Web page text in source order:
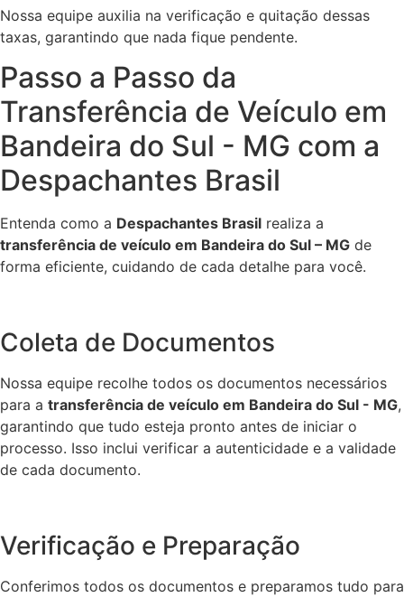
Nossa equipe auxilia na verificação e quitação dessas
taxas, garantindo que nada fique pendente.
Passo a Passo da
Transferência de Veículo em
Bandeira do Sul - MG com a
Despachantes Brasil
Entenda como a Despachantes Brasil realiza a
transferência de veículo em Bandeira do Sul – MG de
forma eficiente, cuidando de cada detalhe para você.
Coleta de Documentos
Nossa equipe recolhe todos os documentos necessários
para a transferência de veículo em Bandeira do Sul - MG,
garantindo que tudo esteja pronto antes de iniciar o
processo. Isso inclui verificar a autenticidade e a validade
de cada documento.
Verificação e Preparação
Conferimos todos os documentos e preparamos tudo para